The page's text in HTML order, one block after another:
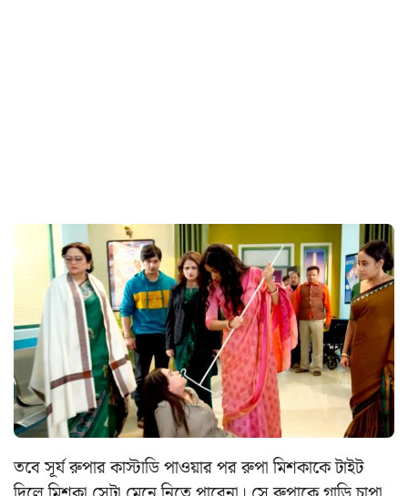
তবে সূর্য রুপার কাস্টাডি পাওয়ার পর রুপা মিশকাকে টাইট